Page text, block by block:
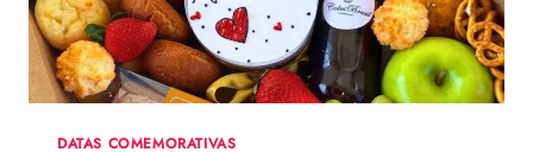
FRASES
EMOCIONANTES
PARA
HOMENAGEAR
DATA
DATAS COMEMORATIVAS